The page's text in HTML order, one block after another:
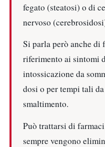
fegato (steatosi) o di
nervoso
Si parla però anche di
riferimento ai sintomi
intossicazione da
dosi o per tempi tali
smaltimento.
Può trattarsi di
sempre vengono